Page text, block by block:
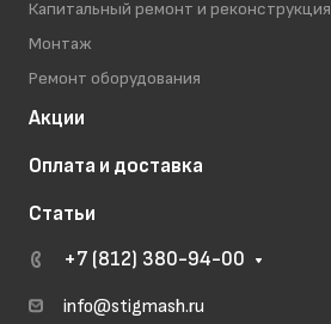
Капитальный ремонт и реконструкция
Монтаж
Ремонт оборудования
Акции
Оплата и доставка
Статьи
+7 (812) 380-94-00
info@stigmash.ru